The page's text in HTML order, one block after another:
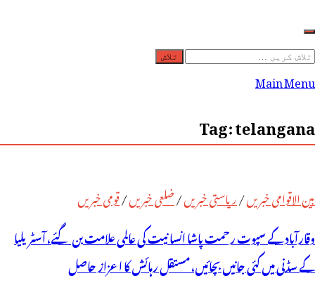
تلاش
کریں
Main Menu
Tag:telangana
بین الاقوامی خبریں/ریاستی خبریں/ضلعی خبریں/قومی خبریں
وقارآباد کے سپوت رحمت پاشا انسانیت کی عالمی علامت بن گئے، آسٹریلیا
کے سڈنی میں کئی جانیں بچائیں، مستقل رہائش کا اعزاز حاصل